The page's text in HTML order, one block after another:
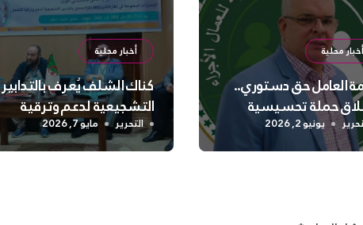
أخبار محلية
العامل حق دستوري..
حملة تحسيسية
لتعزيز السلامة
والنفسية بالشلف
يونيو 2, 2026
أخبار محلية
كناك الشلف يُعرف بالتدابير
التشجيعية لدعم وترقية
التشغيل
التحرير مايو 7, 2026